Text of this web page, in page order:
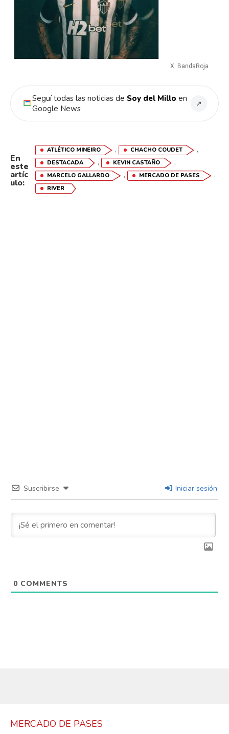
X: BandaRoja
Seguí todas las noticias de Soy del Millo en
Google News
↗
En
este
artíc
ulo:
ATLÉTICO MINEIRO , CHACHO COUDET ,
DESTACADA , KEVIN CASTAÑO ,
MARCELO GALLARDO , MERCADO DE PASES ,
RIVER
Suscribirse Iniciar sesión
0 COMMENTS
MERCADO DE PASES